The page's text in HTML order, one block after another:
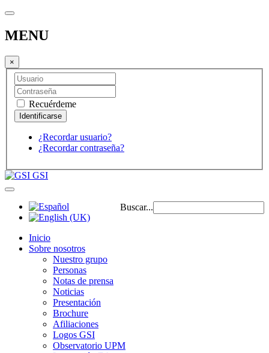
MENU
×
Recuérdeme
¿Recordar usuario?
¿Recordar contraseña?
GSI
Buscar...
Inicio
Sobre nosotros
Nuestro grupo
Personas
Notas de prensa
Noticias
Presentación
Brochure
Afiliaciones
Logos GSI
Observatorio UPM